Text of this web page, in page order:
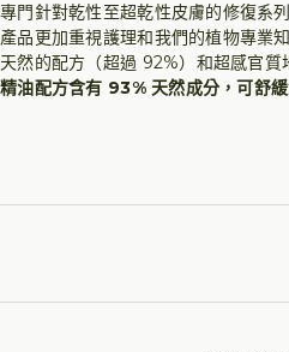
專門針對乾性至超乾性皮膚的修復系
產品更加重視護理和我們的植物專業
天然的配方（超過 92%） 和超感官質
精油配方含有 93% 天然成分 ，可舒